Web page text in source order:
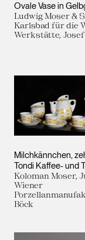
Ovale Vase in
Ludwig Moser &
Karlsbad für die
Werkstätte,
Milchkännchen,
Tondi Kaffee- und
Koloman Moser,
Wiener
Böck